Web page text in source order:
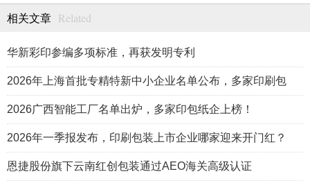
相关文章 Related
华新彩印参编多项标准，再获发明专利
2026年上海首批专精特新中小企业名单公布，多家印刷包
2026广西智能工厂名单出炉，多家印包纸企上榜！
2026年一季报发布，印刷包装上市企业哪家迎来开门红？
恩捷股份旗下云南红创包装通过AEO海关高级认证